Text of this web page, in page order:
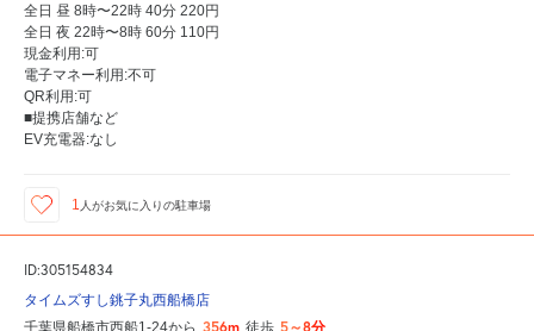
全日 昼 8時〜22時 40分 220円
全日 夜 22時〜8時 60分 110円
現金利用:可
電子マネー利用:不可
QR利用:可
■提携店舗など
EV充電器:なし
1 人がお気に入りの駐車場
ID:305154834
タイムズすし銚子丸西船橋店
千葉県船橋市西船1-24から 356m 徒歩 5～8分